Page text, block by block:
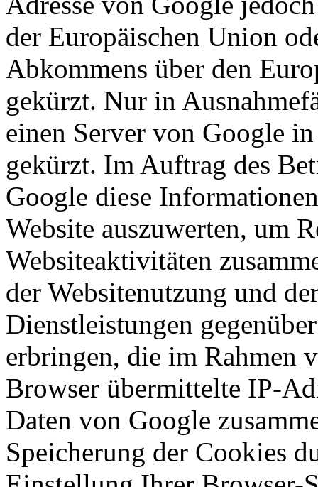
der Europäischen Union
Abkommens über den
gekürzt. Nur in
einen Server von Google
gekürzt. Im Auftrag des
Google diese
Website auszuwerten, um
Websiteaktivitäten
der Websitenutzung und
Dienstleistungen
erbringen, die im Rahmen
Browser übermittelte IP-
Daten von Google
Speicherung der Cookies